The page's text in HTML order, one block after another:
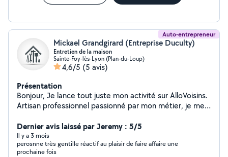
Auto-entrepreneur
Mickael Grandgirard (Entreprise Duculty)
Entretien de la maison
Sainte-Foy-lès-Lyon (Plan-du-Loup)
4,6/5 (5 avis)
Présentation
Bonjour, Je lance tout juste mon activité sur AlloVoisins.
Artisan professionnel passionné par mon métier, je mets
projets. Mon objectif est de vous garantir un travail
soigné, durable et réalisé dans les règles de l'art. Je
reste à votre écoute pour en discuter.
Dernier avis laissé par Jeremy : 5/5
Il y a 3 mois
perosnne très gentille réactif au plaisir de faire affaire une
prochaine fois